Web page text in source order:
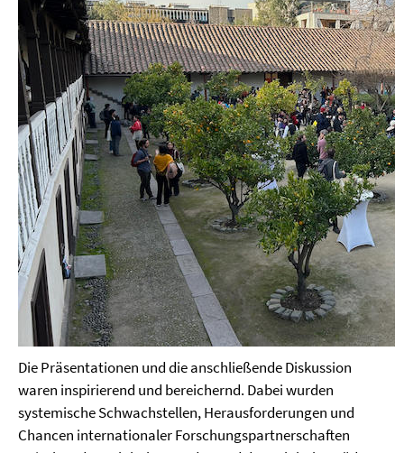
Die Präsentationen und die anschließende Diskussion
waren inspirierend und bereichernd. Dabei wurden
systemische Schwachstellen, Herausforderungen und
Chancen internationaler Forschungspartnerschaften